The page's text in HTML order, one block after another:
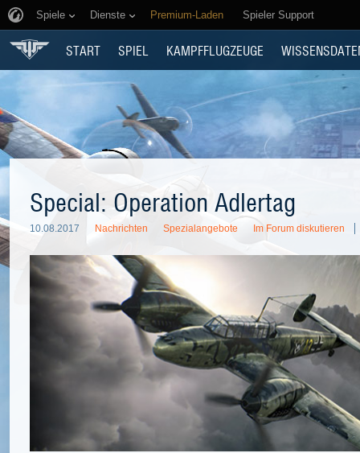
Spiele Dienste Premium-Laden Spieler Support
START SPIEL KAMPFFLUGZEUGE
Special: Operation Adlertag
10.08.2017 Nachrichten Spezialangebote Im Forum diskutieren